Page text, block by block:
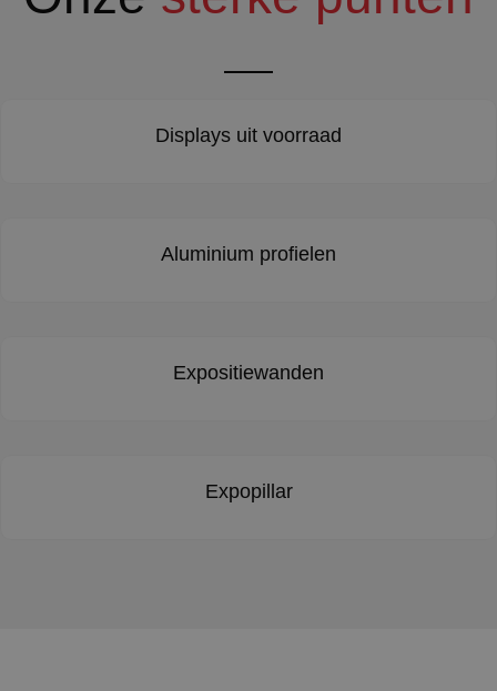
Displays uit voorraad
Aluminium profielen
Expositiewanden
Expopillar